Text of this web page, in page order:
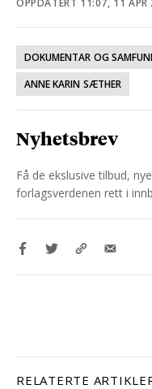
OPPDATERT 11:07, 11 APR
DOKUMENTAR OG
ANNE KARIN SÆTHER
Nyhetsbrev
Få de ekslusive tilbud,
forlagsverdenen rett i
RELATERTE